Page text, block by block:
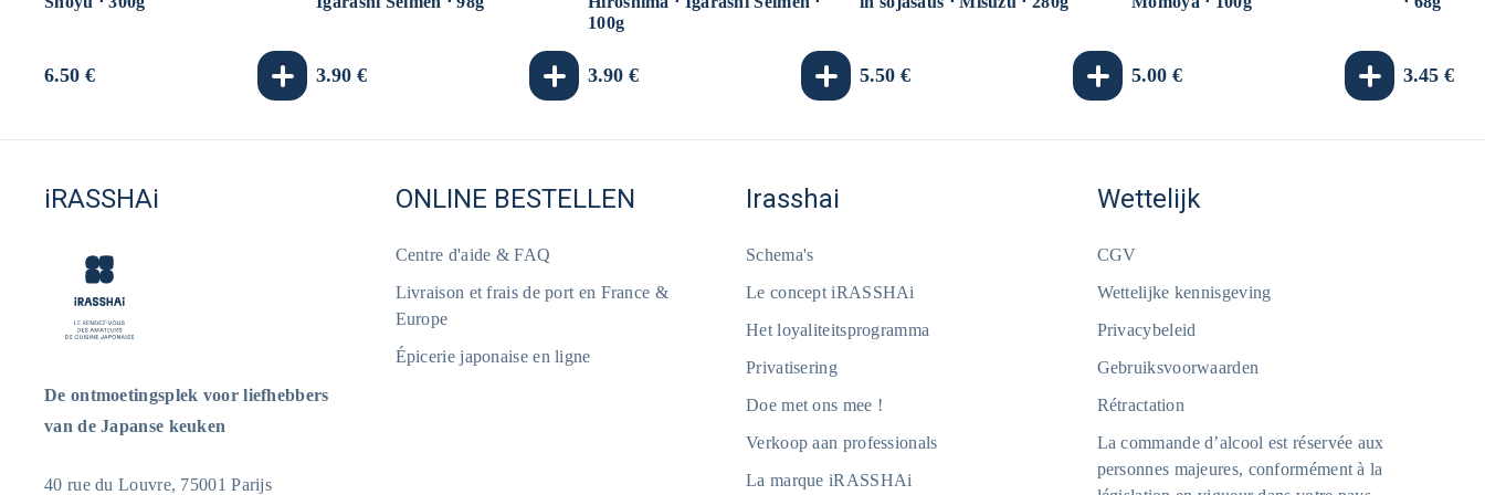
Normale
6.50 €
Normale
3.90 €
100g
Normale
3.90 €
Normale
5.50 €
Normale
5.00 €
Normale
3.45 €
iRASSHAi
De ontmoetingsplek voor liefhebbers
van de Japanse keuken
40 rue du Louvre, 75001 Parijs
ONLINE BESTELLEN
Centre d'aide & FAQ
Livraison et frais de port en France &
Europe
Épicerie japonaise en ligne
Irasshai
Schema's
Le concept iRASSHAi
Het loyaliteitsprogramma
Privatisering
Doe met ons mee !
Verkoop aan professionals
La marque iRASSHAi
Wettelijk
CGV
Wettelijke kennisgeving
Privacybeleid
Gebruiksvoorwaarden
Rétractation
La commande d’alcool est réservée aux
personnes majeures, conformément à la